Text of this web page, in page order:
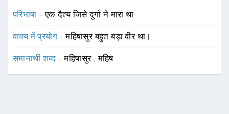
परिभाषा -एक दैत्य जिसे दुर्गा ने मारा था
वाक्य में प्रयोग -महिषासुर बहुत बड़ा वीर था।
समानार्थी शब्द -महिषासुर ,महिष